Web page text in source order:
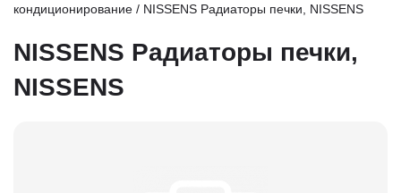
кондиционирование / NISSENS Радиаторы печки, NISSENS
NISSENS Радиаторы печки,
NISSENS